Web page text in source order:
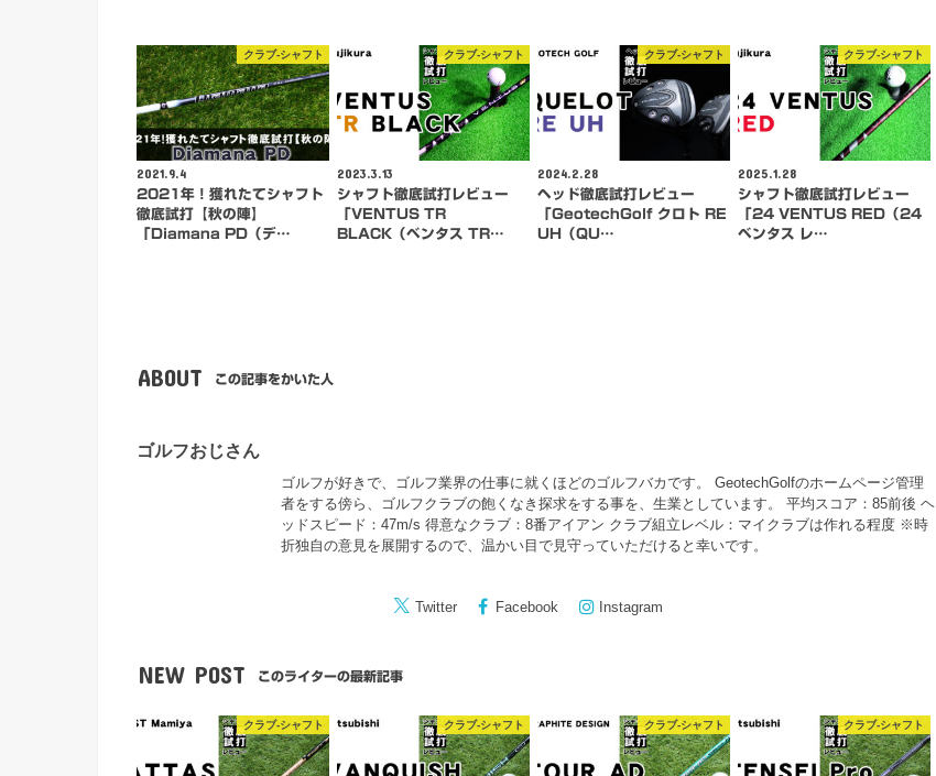
クラブ-シャフト
2021.9.4
2021年！獲れたてシャフト
徹底試打【秋の陣】
「Diamana PD（デ…
クラブ-シャフト
2023.3.13
シャフト徹底試打レビュー
「VENTUS TR
BLACK（ベンタス TR…
クラブ-シャフト
2024.2.28
ヘッド徹底試打レビュー
「GeotechGolf クロト RE
UH（QU…
クラブ-シャフト
2025.1.28
シャフト徹底試打レビュー
「24 VENTUS RED（24
ベンタス レ…
ABOUT この記事をかいた人
ゴルフおじさん
ゴルフが好きで、ゴルフ業界の仕事に就くほどのゴルフバカです。 GeotechGolfのホームページ管理
者をする傍ら、ゴルフクラブの飽くなき探求をする事を、生業としています。 平均スコア：85前後 ヘ
ッドスピード：47m/s 得意なクラブ：8番アイアン クラブ組立レベル：マイクラブは作れる程度 ※時
折独自の意見を展開するので、温かい目で見守っていただけると幸いです。
Twitter Facebook Instagram
NEW POST このライターの最新記事
クラブ-シャフト クラブ-シャフト クラブ-シャフト クラブ-シャフト